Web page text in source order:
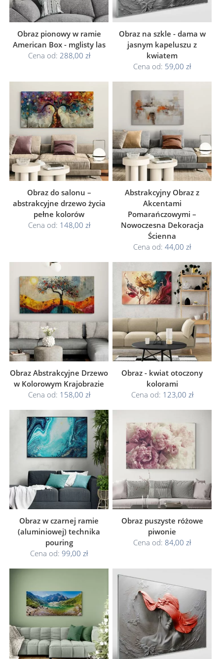
Obraz pionowy w ramie
American Box - mglisty las
Cena od: 288,00 zł
Obraz na szkle - dama w
jasnym kapeluszu z
kwiatem
Cena od: 59,00 zł
Obraz do salonu –
abstrakcyjne drzewo życia
pełne kolorów
Cena od: 148,00 zł
Abstrakcyjny Obraz z
Akcentami
Pomarańczowymi –
Nowoczesna Dekoracja
Ścienna
Cena od: 44,00 zł
Obraz Abstrakcyjne Drzewo
w Kolorowym Krajobrazie
Cena od: 158,00 zł
Obraz - kwiat otoczony
kolorami
Cena od: 123,00 zł
Obraz w czarnej ramie
(aluminiowej) technika
pouring
Cena od: 99,00 zł
Obraz puszyste różowe
piwonie
Cena od: 84,00 zł